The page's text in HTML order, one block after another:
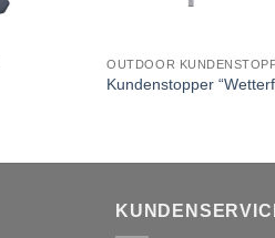
OUTDOOR
Kundenstopper